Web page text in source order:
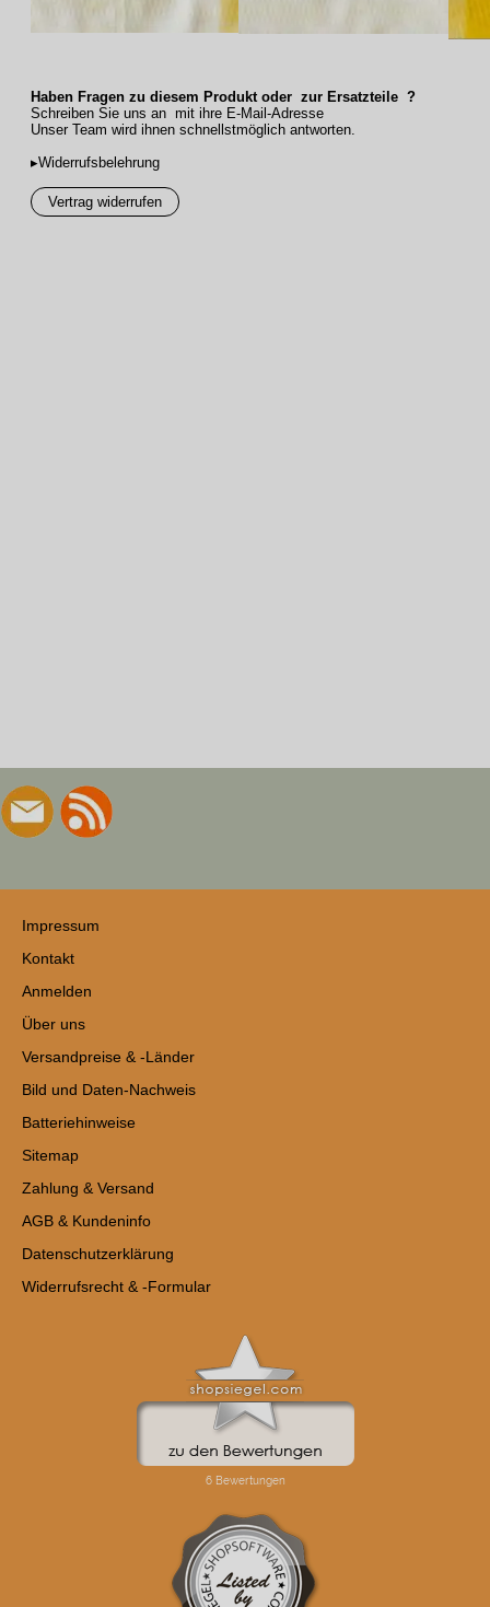
Haben Fragen zu diesem Produkt oder zur Ersatzteile ?
Schreiben Sie uns an mit ihre E-Mail-Adresse
Unser Team wird ihnen schnellstmöglich antworten.
▸Widerrufsbelehrung
Vertrag widerrufen
Impressum
Kontakt
Anmelden
Über uns
Versandpreise & -Länder
Bild und Daten-Nachweis
Batteriehinweise
Sitemap
Zahlung & Versand
AGB & Kundeninfo
Datenschutzerklärung
Widerrufsrecht & -Formular